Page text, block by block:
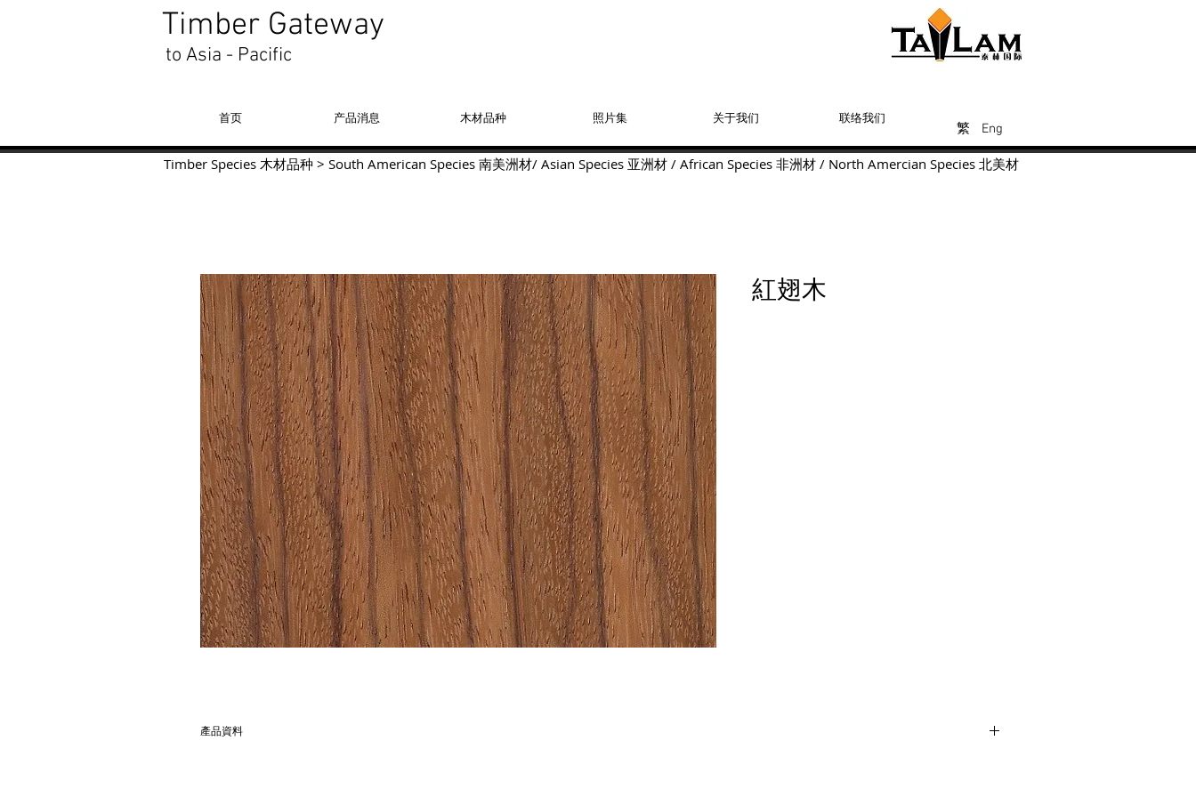
Timber Gateway
to Asia - Pacific
繁
繁 Eng
繁 Eng
首页 产品消息 木材品种 照片集 关于我们 联络我们
紅翅木
產品資料
Timber Species 木材品种 > South American Species 南美洲材/ Asian Species 亚洲材 / African Species 非洲材 / North Amercian Species 北美材